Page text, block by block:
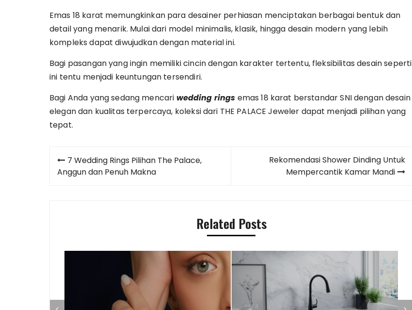
Emas 18 karat memungkinkan para desainer perhiasan menciptakan berbagai bentuk dan
detail yang menarik. Mulai dari model minimalis, klasik, hingga desain modern yang lebih
kompleks dapat diwujudkan dengan material ini.
Bagi pasangan yang ingin memiliki cincin dengan karakter tertentu, fleksibilitas desain seperti
ini tentu menjadi keuntungan tersendiri.
Bagi Anda yang sedang mencari wedding rings emas 18 karat berstandar SNI dengan desain
elegan dan kualitas terpercaya, koleksi dari THE PALACE Jeweler dapat menjadi pilihan yang
tepat.
Post
navigation
7 Wedding Rings Pilihan The Palace,
Anggun dan Penuh Makna
Rekomendasi Shower Dinding Untuk
Mempercantik Kamar Mandi
Related Posts